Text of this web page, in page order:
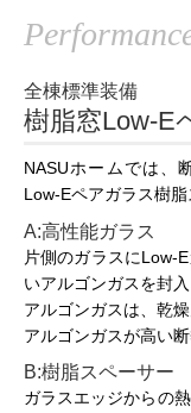
全棟標準装備
樹脂窓Low-E
NASUホームでは、
Low-Eペアガラス樹脂
A:高性能ガラス
片側のガラスにLow-
いアルゴンガスを封
アルゴンガスは、乾
アルゴンガスが高い
B:樹脂スペーサー
ガラスエッジからの